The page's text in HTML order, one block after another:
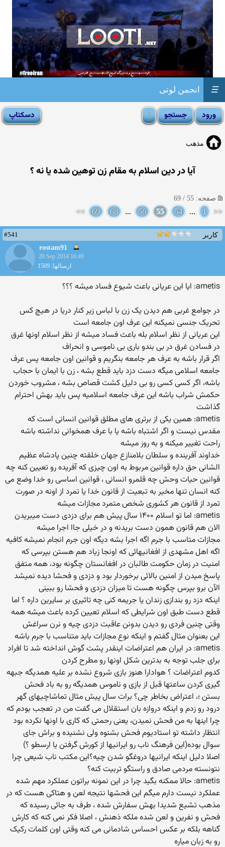
انجمن لوتی ☰
مذهب
آیا در دین اسلام به مقام زن توهین شده یا نه ؟
صفحه: 55 / 69
<<
1
...
54
55
56
...
68
69
>>
کاربر
#541
rostam91
20 Sep 2014 16:49
ارسالها: 1509
ametis: ایا این عریانی باعث شیوع فساد میشه ؟؟؟
در جوامع غربی هم دیدن یک زن با لباس زیر کنار دریا در هیچ کس
تحریک جنسی نمیکنه این عرف اون جامعه است
این عریانی از نظر اسلام بله باعث فساد میشه از نظر اسلام اونها غرق
در فسادن غرق در بی بندو باری بی ناموسی و انحراف
اگر قرار باشه به عرف هر جامعه بنگریم و قوانین اون جامعه پس عرف
جامعه اسلامی میگه دست دزد باید قطع بشه ، زن با ایمان با حجاب
باشه، اگر کسی کسی رو بی دلیل کشت قصاص بشه ، مشروب خوردن
حکمش شراب باشه این عرف جامعه اسلامیه پس باید بهش احترام
گذاشت
ametis: همین یکی از برتری های مطلق قوانین انسانی است که
مقدس نیست و اگر اشتباه باشه یا با عرف همخوانی نداشته باشه
راحت تغییر میکنه و به روز میشه
خداوند آفرینده و سلطان بلامنازع جهان خلقته چنین پادشاه عظیم
الشانی حق داره قوانین مربوط به اون چیزی که آفریده رو تعیین کنه چه
قوانین حیات وحش چه قلمرو انسانی ، قوانین اساسی رو خدا وضع می
کنه انسان تنها مخیر به تبعیت از قانون خدا یا تمرد از اونه در صورت
تمرد از قانون هر کشوری شخص متمرد مجازات میشه
ametis: اما تو اسلام ۱۴۰۰ سال پیش هم برای دزدی دست میبریدن
الان هم قانون همون دست بریدنه و در خیلی جاا اجرا میشه
مجازات متاسب با جرم اگه اجرا بشه دیگه اون جرم انجام نمیشه کافیه
اگه اهل مشهدی از افغانیهائی که اونجا زیاد هم هستن بپرسی که
امنیت در زمان حکومت طالبان در افغانستان چگونه بود، همه متفق
پاسخ میدن از امنین بالائی برخوردار بود و دزدی و فحشا دیده نمیشد
الآن برو بپرس چگونه هست تا میزان دزدی و فحشا رو ببینی
اینکه دزد رو بندازی زندان یا جریمه کنی چه تاثیری بر سایرین داره ؟ اما
قطع دست طبق اون شرایطی که اسلام تعیین کرده باعث میشه همه
وقتی چنین فردی رو دیدن بدونن عاقبت دزدی چیه و نرن سراغش
این بعنوان مثال گفتم و اینکه نوع مجازات باید متناسب با جرم باشه
ametis: در ایران هم اعتراضات اینقدر پشت گوش انداخته شد تا افراد
برای جلب توجه به بدترین شکل اونها رو مطرح کردن
کدوم اعتراضات ؟ هوادارا هنوز بازی شروع نشده بر علیه همدیگه جبهه
گیری کردن ساعتها قبل از بازی و ناموس همدیگه رو به باد فحش
بستن ؛، اعتراض بخاطر چی؟ برات سال پیش مثال تماشاچیهای گهر
درود رو زدم و اینکه دروازه بان استقلال می گفت من در تعجب بودم که
چرا اینها به من فحش نمیدن، یعنی رحمتی که کاری با اونها نکرده بود
انتظار داشته تو استادیوم فحش بشنوه ولی نشنیده و براش جای
سوال بوده(این فرهنگ ناب رو ایرانیها از کورش گرفتن یا ارسطو ؟)
اصلا دلیل اینکه ایرانیها دروغگو شدن چیه؟این مکتب ناب شیعی چرا
نتونسته مردمی صادق و راستگو تربیت کنه؟
ametis: حالا ممکنه بگید چرا در این نمونه براتون عملکرد مهم شده
عملکرد نیست دارم میگم این فحشها نتیجه لعن و هتاکی هست که در
مذهب تشیع شدیدا بهش سفارش شده ، طرف به جائی رسیده که
فحش و نفرین و لعن شده ملکه ذهنش ، اصلا فکر نمی کنه که کارش
گناهه بلکه بر عکس احساس شادمانی می کنه وقتی اون کلمات رکیک
رو به زبان میاره